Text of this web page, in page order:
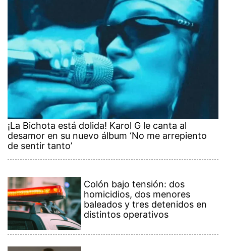
¡La Bichota está dolida! Karol G le canta al
desamor en su nuevo álbum ‘No me arrepiento
de sentir tanto’
Colón bajo tensión: dos
homicidios, dos menores
baleados y tres detenidos en
distintos operativos